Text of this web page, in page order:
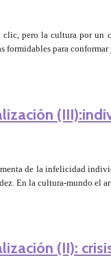
clic, pero la cultura por
formidables para
de la infelicidad
En la cultura-mundo el
(II):